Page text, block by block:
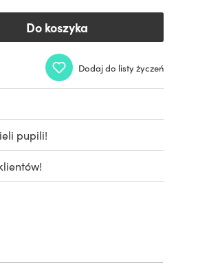
Do koszyka
Do koszyka
Dodaj do listy życzeń
pupili!